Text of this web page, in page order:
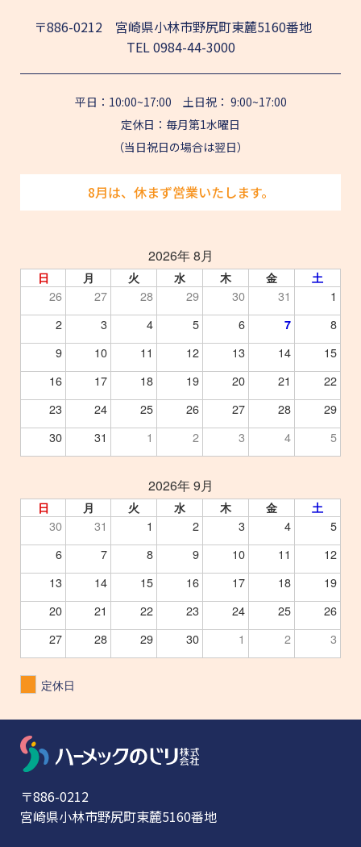
〒886-0212 宮崎県小林市野尻町東麓5160番地
TEL0984-44-3000
平日：10:00~17:00 土日祝： 9:00~17:00
定休日：毎月第1水曜日
（当日祝日の場合は翌日）
8月は、休まず営業いたします。
2026年 8月
日 月 火 水 木 金 土
26 27 28 29 30 31
1
2
3 4 5 6 7
8
9
10 11 12 13 14
15
16
17 18 19 20 21
22
23
24 25 26 27 28
29
30
31 1 2 3 4 5
2026年 9月
日 月 火 水 木 金 土
30 31 1 2 3 4
5
6
7 8 9 10 11
12
13
14 15 16 17 18
19
20
21 22 23 24 25
26
27
28 29 30 1 2 3
定休日
〒886-0212
宮崎県小林市野尻町東麓5160番地